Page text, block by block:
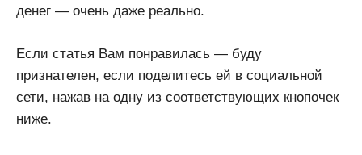
денег — очень даже реально.
Если статья Вам понравилась — буду
признателен, если поделитесь ей в социальной
сети, нажав на одну из соответствующих кнопочек
ниже.